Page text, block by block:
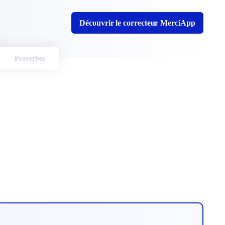
Découvrir le correcteur MerciApp
Proverbes